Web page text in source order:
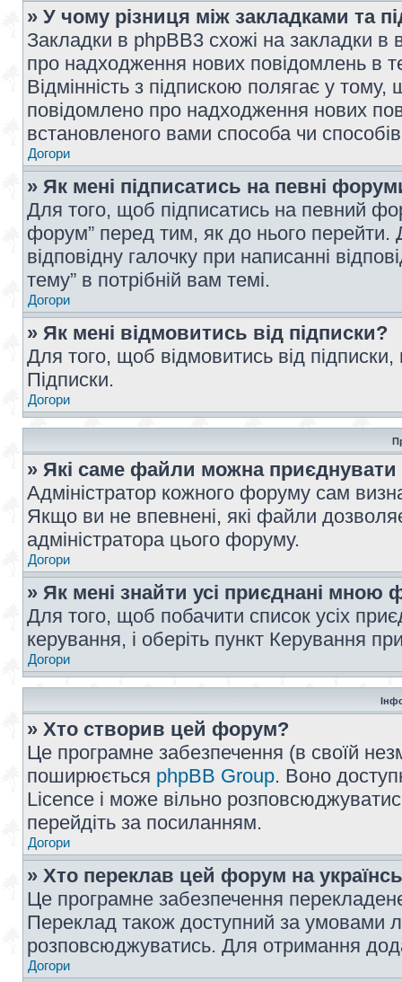
» У чому різниця між закладками та
Закладки в phpBB3 схожі на закладки
про надходження нових повідомлень в
Відмінність з підпискою полягає у
повідомлено про надходження нових
встановленого вами способа чи
Догори
» Як мені підписатись на певні
Для того, щоб підписатись на певний
форум” перед тим, як до нього перейти.
відповідну галочку при написанні
тему” в потрібній вам темі.
Догори
» Як мені відмовитись від підписки?
Для того, щоб відмовитись від
Підписки.
Догори
» Які саме файли можна
Адміністратор кожного форуму сам
Якщо ви не впевнені, які файли
адміністратора цього форуму.
Догори
» Як мені знайти усі приєднані мною
Для того, щоб побачити список усіх
керування, і оберіть пункт Керування
Догори
» Хто створив цей форум?
Це програмне забезпечення (в своїй
поширюється phpBB Group. Воно
Licence і може вільно
перейдіть за посиланням.
Догори
» Хто переклав цей форум на
Це програмне забезпечення
Переклад також доступний за умовами
розповсюджуватись. Для отримання
Догори